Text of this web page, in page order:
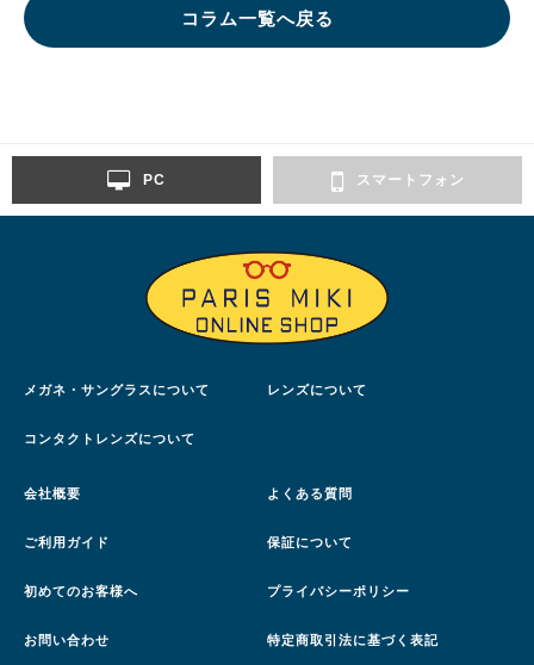
コラム一覧へ戻る
PC スマートフォン
メガネ・サングラスについて レンズについて
コンタクトレンズについて
会社概要 よくある質問
ご利用ガイド 保証について
初めてのお客様へ プライバシーポリシー
お問い合わせ 特定商取引法に基づく表記